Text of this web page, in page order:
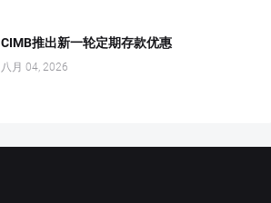
CIMB推出新一轮定期存款优惠
八月 04, 2026